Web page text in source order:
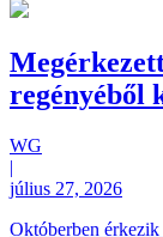
regényéből
WG
|
július 27, 2026
Októberben